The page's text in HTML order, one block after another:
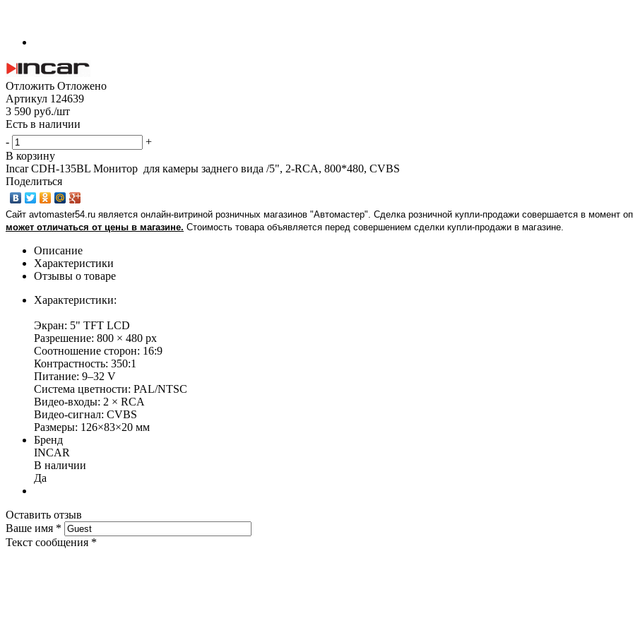
Отложить Отложено
Артикул 124639
3 590 руб./шт
Есть в наличии
-
+
В корзину
Incar CDH-135BL Монитор для камеры заднего вида /5", 2-RCA, 800*480, CVBS
Поделиться
Сайт avtomaster54.ru является онлайн-витриной розничных магазинов "Автомастер". Сделка розничной купли-продажи совершается в момент
может отличаться от цены в магазине. Стоимость товара объявляется перед совершением сделки купли-продажи в магазине
Описание
Характеристики
Отзывы о товаре
Характеристики:
Экран: 5" TFT LCD
Разрешение: 800 × 480 px
Соотношение сторон: 16:9
Контрастность: 350:1
Питание: 9–32 V
Система цветности: PAL/NTSC
Видео-входы: 2 × RCA
Видео-сигнал: CVBS
Размеры: 126×83×20 мм
Бренд
INCAR
В наличии
Да
Оставить отзыв
Ваше имя *
Текст сообщения *